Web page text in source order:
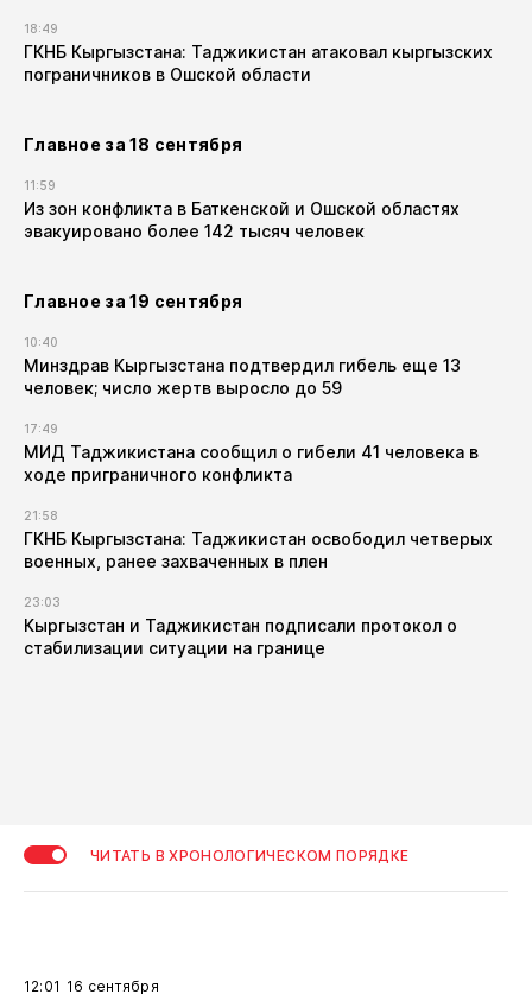
18:49
ГКНБ Кыргызстана: Таджикистан атаковал кыргызских
пограничников в Ошской области
Главное за 18 сентября
11:59
Из зон конфликта в Баткенской и Ошской областях
эвакуировано более 142 тысяч человек
Главное за 19 сентября
10:40
Минздрав Кыргызстана подтвердил гибель еще 13
человек; число жертв выросло до 59
17:49
МИД Таджикистана сообщил о гибели 41 человека в
ходе приграничного конфликта
21:58
ГКНБ Кыргызстана: Таджикистан освободил четверых
военных, ранее захваченных в плен
23:03
Кыргызстан и Таджикистан подписали протокол о
стабилизации ситуации на границе
ЧИТАТЬ В ХРОНОЛОГИЧЕСКОМ ПОРЯДКЕ
12:01 16 сентября